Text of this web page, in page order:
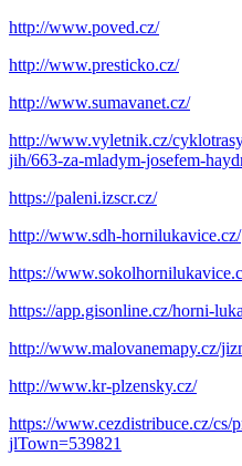
http://www.poved.cz/
http://www.presticko.cz/
http://www.sumavanet.cz/
http://www.vyletnik.cz/
jih/663-za-mladym-josefem-
https://paleni.izscr.cz/
http://www.sdh-hornilukavice.cz/
https://
https://app.gisonline.cz/horni-
http://www.malovanemapy.cz/
http://www.kr-plzensky.cz/
https://www.cezdistribuce.cz/cs/
jlTown=539821